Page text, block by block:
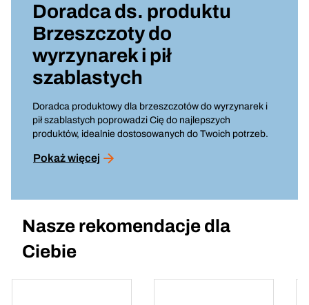
Doradca ds. produktu
Brzeszczoty do
wyrzynarek i pił
szablastych
Doradca produktowy dla brzeszczotów do wyrzynarek i
pił szablastych poprowadzi Cię do najlepszych
produktów, idealnie dostosowanych do Twoich potrzeb.
Pokaż więcej
Nasze rekomendacje dla
Ciebie